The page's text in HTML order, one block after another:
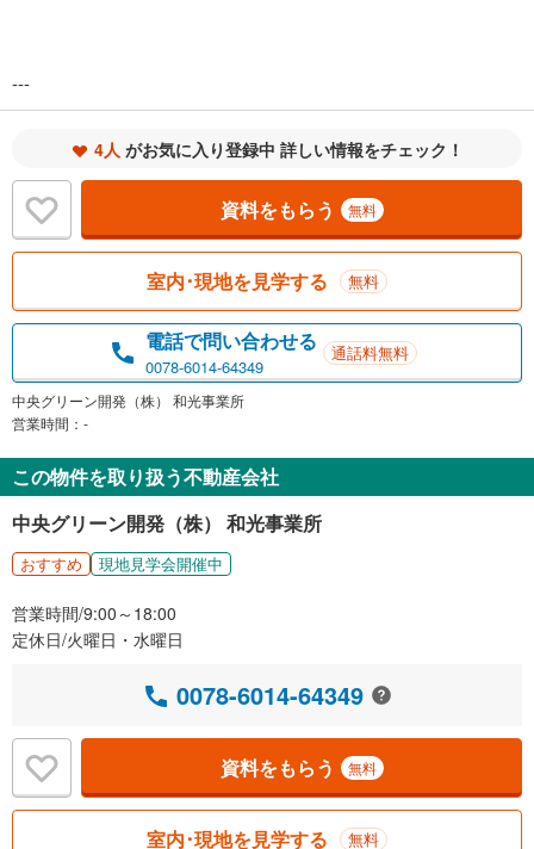
---
4人 がお気に入り登録中 詳しい情報をチェック！
資料をもらう 無料
室内･現地を見学する 無料
電話で問い合わせる
0078-6014-64349
通話料無料
中央グリーン開発（株） 和光事業所
営業時間：-
この物件を取り扱う不動産会社
中央グリーン開発（株） 和光事業所
おすすめ 現地見学会開催中
営業時間/9:00～18:00
定休日/火曜日・水曜日
0078-6014-64349
資料をもらう 無料
室内･現地を見学する 無料